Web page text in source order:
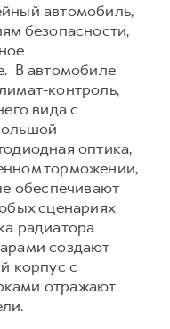
049 000 ₽
000 ₽
автомобиль,
безопасности,
В автомобиле
контроль,
вида с
оптика,
торможении,
обеспечивают
сценариях
радиатора
создают
корпус с
отражают